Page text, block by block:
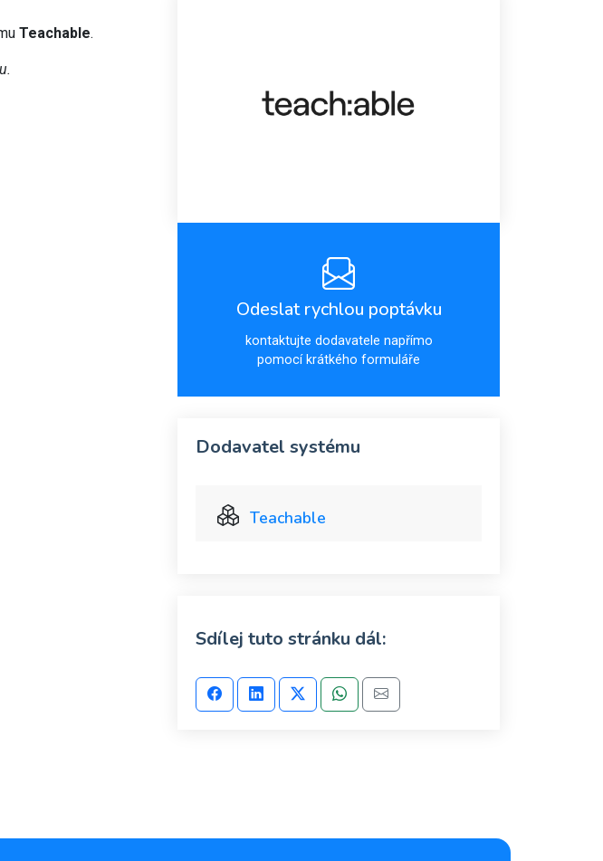
Teachable.
Odeslat rychlou poptávku
kontaktujte dodavatele napřímo
pomocí krátkého formuláře
Dodavatel systému
Teachable
Sdílej tuto stránku dál: